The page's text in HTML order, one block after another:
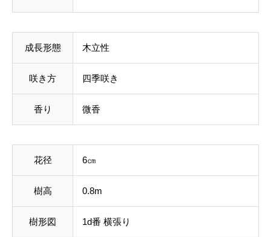
成長形態 木立性
咲き方 四季咲き
香り 微香
花径 6㎝
樹高 0.8m
樹形図 1d番 横張り